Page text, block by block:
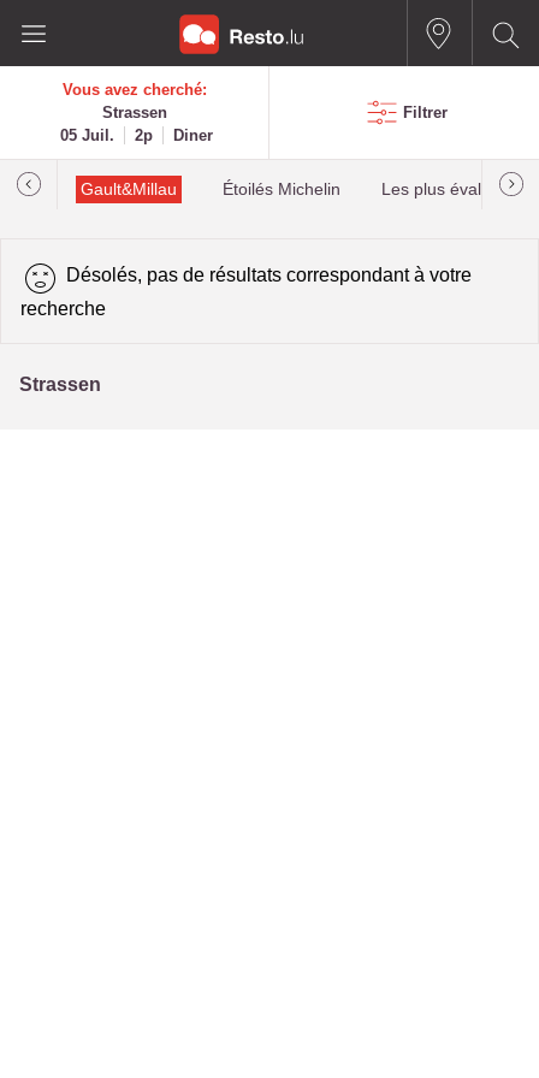
Vous avez cherché:
Strassen
05 Juil.
2p Diner
Filtrer
Gault&Millau Étoilés Michelin Les plus évalués
Désolés, pas de résultats correspondant à votre
recherche
Strassen